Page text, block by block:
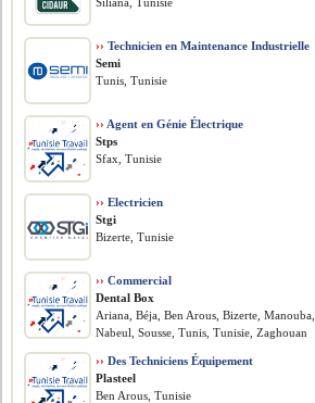
›› Technicien en Maintenance Industrielle
Semi
Tunis, Tunisie
›› Agent en Génie Électrique
Stps
Sfax, Tunisie
›› Electricien
Stgi
Bizerte, Tunisie
›› Commercial
Dental Box
Ariana, Béja, Ben Arous, Bizerte, Manouba,
Nabeul, Sousse, Tunis, Tunisie, Zaghouan
›› Des Techniciens Équipement
Plasteel
Ben Arous, Tunisie